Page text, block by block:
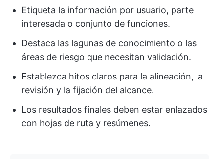
Etiqueta la información por usuario, parte
interesada o conjunto de funciones.
Destaca las lagunas de conocimiento o las
áreas de riesgo que necesitan validación.
Establezca hitos claros para la alineación, la
revisión y la fijación del alcance.
Los resultados finales deben estar enlazados
con hojas de ruta y resúmenes.